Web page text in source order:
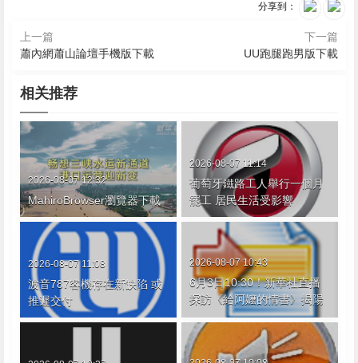
分享到：
上一篇
蕭內網蕭山論壇手機版下載
下一篇
UU跑腿跑男版下載
相关推荐
2026-08-07 12:32
MahiroBrowser瀏覽器下載
2026-08-07 11:14
葡萄牙鐵路工人舉行一個月
罷工 居民生活受影響
2026-08-07 11:08
波音787客機存在新缺陷 或
推遲交付
2026-08-07 10:43
6月3日10:30！新華社直播
探訪《給阿嬤的情書》揭陽
取景地